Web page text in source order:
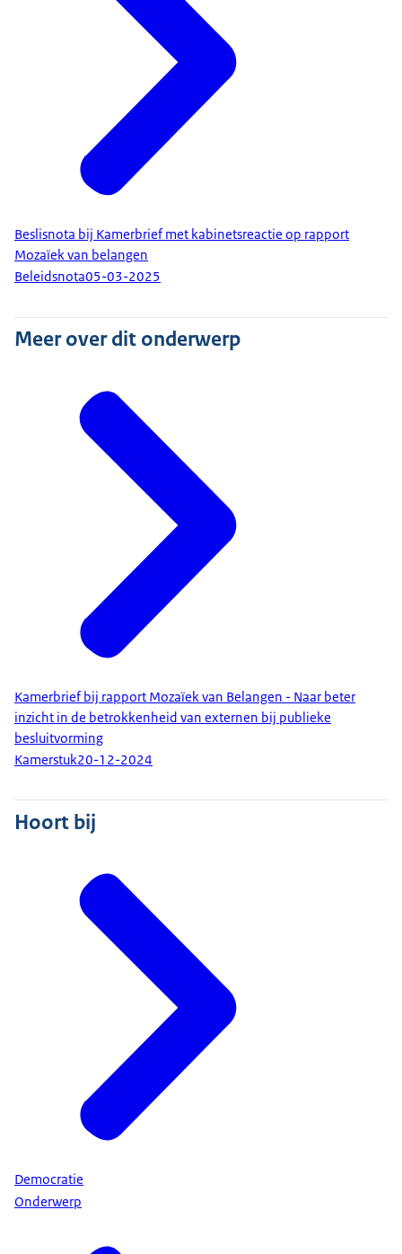
Beslisnota bij Kamerbrief met kabinetsreactie op rapport
Mozaïek van belangen
Beleidsnota05-03-2025
Meer over dit onderwerp
Kamerbrief bij rapport Mozaïek van Belangen - Naar beter
inzicht in de betrokkenheid van externen bij publieke
besluitvorming
Kamerstuk20-12-2024
Hoort bij
Democratie
Onderwerp